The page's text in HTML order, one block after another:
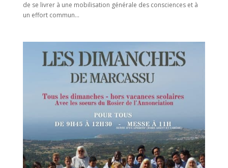
de se livrer à une mobilisation générale des consciences et à
un effort commun...